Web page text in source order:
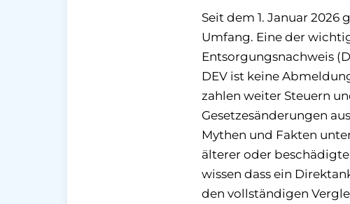
Seit dem 1. Januar
Umfang. Eine der
Entsorgungsnachweis
DEV ist keine
zahlen weiter Steuern
Gesetzesänderungen
Mythen und Fakten
älterer oder
wissen dass ein
den vollständigen